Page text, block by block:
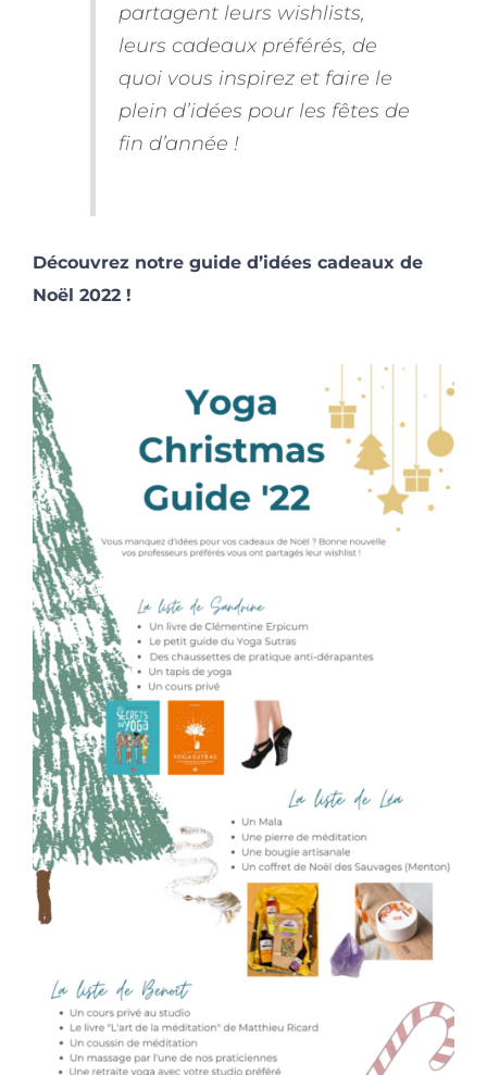
partagent leurs wishlists,
leurs cadeaux préférés, de
quoi vous inspirez et faire le
plein d’idées pour les fêtes de
fin d’année !
Découvrez notre guide d’idées cadeaux de
Noël 2022 !